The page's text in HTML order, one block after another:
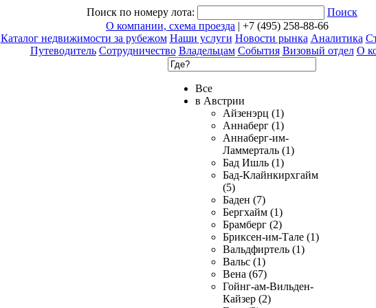
Поиск по номеру лота:
Поиск
О компании, схема проезда | +7 (495) 258-88-66
Каталог недвижимости за рубежом Наши услуги Новости рынка Аналитика
Путеводитель Сотрудничество Владельцам События Визовый отдел О
Все
в Австрии
Айзенэрц (1)
Аннаберг (1)
Аннаберг-им-
Ламмерталь (1)
Бад Ишль (1)
Бад-Клайнкирхгайм
(5)
Баден (7)
Бергхайм (1)
Брамберг (2)
Бриксен-им-Тале (1)
Вальдфиртель (1)
Вальс (1)
Вена (67)
Гойнг-ам-Вильден-
Кайзер (2)